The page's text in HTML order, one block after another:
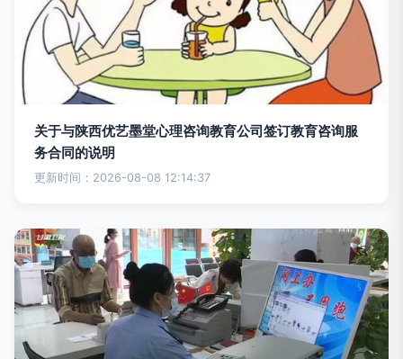
关于与陕西优艺墨堂心理咨询教育公司签订教育咨询服
务合同的说明
更新时间：2026-08-08 12:14:37